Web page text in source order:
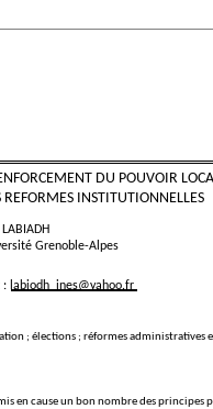
DU POUVOIR
REFORMES INSTITUTIONNELLES
LABIADH
Grenoble-Alpes
: labiodh_ines@yahoo.fr
; élections ; réformes administratives
en cause un bon nombre des principes